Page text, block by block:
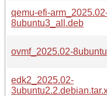
qemu-efi-
8ubuntu3_all.deb
ovmf_2025.02-
edk2_2025.02-